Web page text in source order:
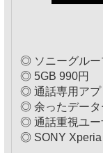
◎ ソニーグルー
◎ 5GB 990円
◎ 通話専用アプ
◎ 余ったデータ
◎ 通話重視ユー
◎ SONY Xperia